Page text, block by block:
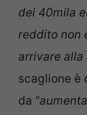
dei 40mila
reddito non
arrivare alla
scaglione è
da “